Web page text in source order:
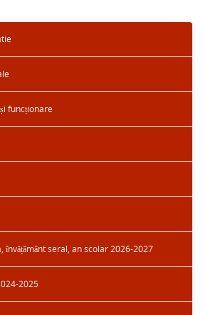
funcționare
învățământ seral, an scolar 2026-2027
2025